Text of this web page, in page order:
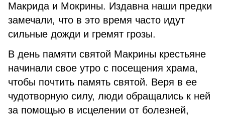
Макрида и Мокрины. Издавна наши предки
замечали, что в это время часто идут
сильные дожди и гремят грозы.
В день памяти святой Макрины крестьяне
начинали свое утро с посещения храма,
чтобы почтить память святой. Веря в ее
чудотворную силу, люди обращались к ней
за помощью в исцелении от болезней,